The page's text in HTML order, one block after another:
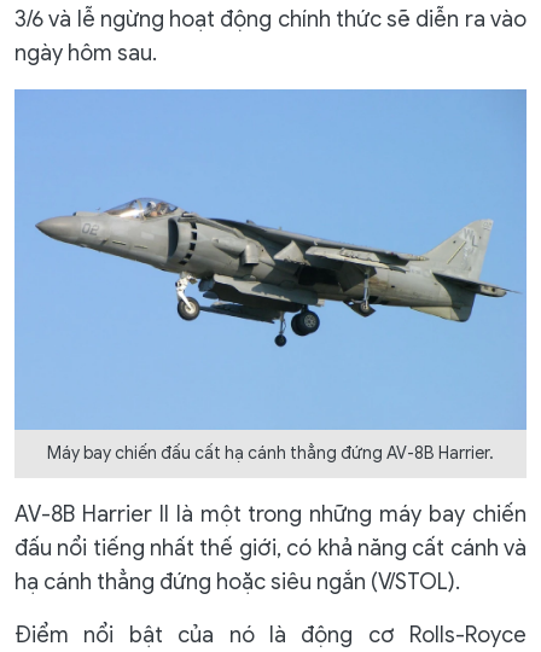
3/6 và lễ ngừng hoạt động chính thức sẽ diễn ra vào
ngày hôm sau.
Máy bay chiến đấu cất hạ cánh thẳng đứng AV-8B Harrier.
AV-8B Harrier II là một trong những máy bay chiến
đấu nổi tiếng nhất thế giới, có khả năng cất cánh và
hạ cánh thẳng đứng hoặc siêu ngắn (V/STOL).
Điểm nổi bật của nó là động cơ Rolls-Royce